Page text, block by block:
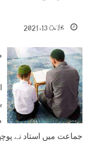
جولائ 13, 2021
جماعت میں استاد نے